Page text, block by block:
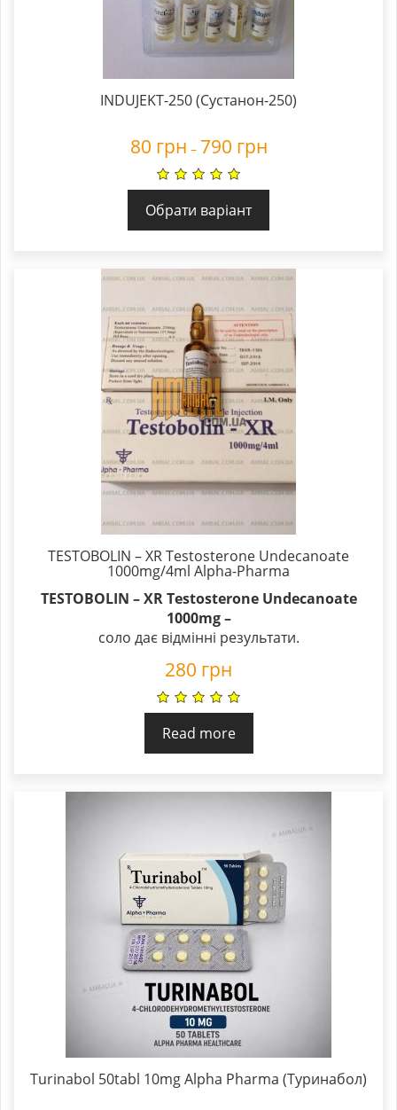
INDUJEKT-250 (Сустанон-250)
80 грн – 790 грн
Обрати варіант
TESTOBOLIN – XR Testosterone Undecanoate
1000mg/4ml Alpha-Pharma
TESTOBOLIN – XR Testosterone Undecanoate
1000mg –
соло дає відмінні результати.
280 грн
Read more
Turinabol 50tabl 10mg Alpha Pharma (Туринабол)